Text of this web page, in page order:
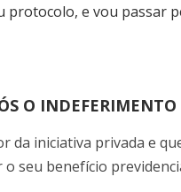
protocolo, e vou passar
O
da iniciativa privada e
seu benefício